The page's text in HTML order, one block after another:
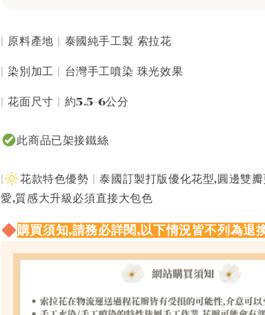
| 原料產地 | 泰國純手工製 索拉花
| 染別加工 | 台灣手工噴染 珠光效果
| 花面尺寸 | 約5.5-6公分
此商品已架接鐵絲
|
花款特色優勢 | 泰國訂製打版優化花型,圓邊雙
愛,質感大升級必須直接大包色
購買須知,請務必詳閱,以下情況皆不列為退